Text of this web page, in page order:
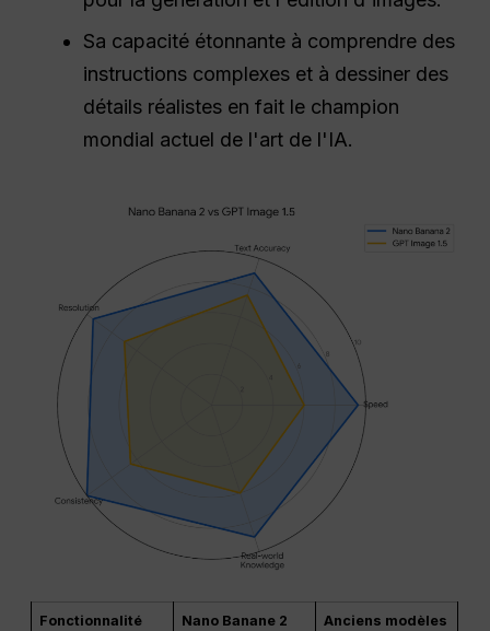
Sa capacité étonnante à comprendre des
instructions complexes et à dessiner des
détails réalistes en fait le champion
mondial actuel de l'art de l'IA.
Fonctionnalité Nano Banane 2 Anciens modèles